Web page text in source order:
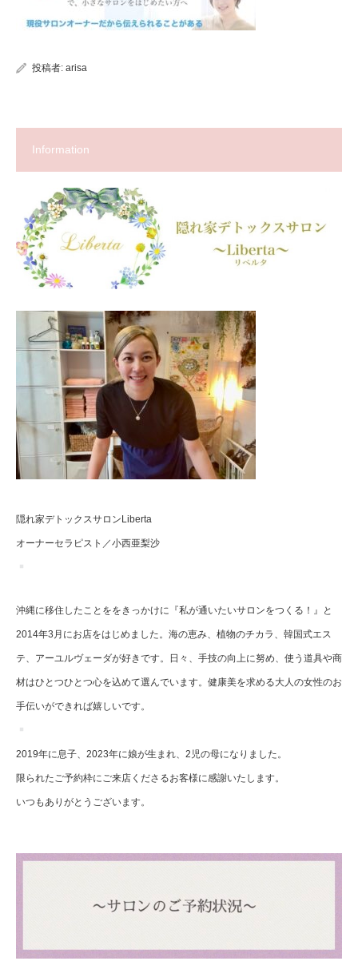
投稿者: arisa
Information
隠れ家デトックスサロンLiberta
オーナーセラピスト／小西亜梨沙
沖縄に移住したことををきっかけに『私が通いたいサロンをつくる！』と
2014年3月にお店をはじめました。海の恵み、植物のチカラ、韓国式エス
テ、アーユルヴェーダが好きです。日々、手技の向上に努め、使う道具や商
材はひとつひとつ心を込めて選んでいます。健康美を求める大人の女性のお
手伝いができれば嬉しいです。
2019年に息子、2023年に娘が生まれ、2児の母になりました。
限られたご予約枠にご来店くださるお客様に感謝いたします。
いつもありがとうございます。